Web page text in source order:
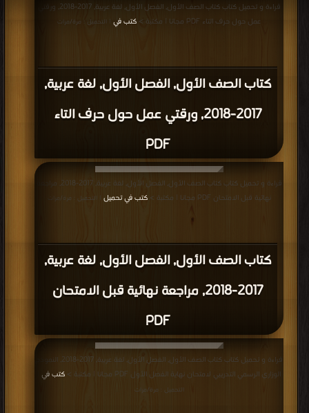
كتاب الصف الأول, الفصل الأول, لغة عربية,
2017-2018, ورقتي عمل حول حرف التاء
PDF
قراءة و تحميل كتاب كتاب الصف الأول, الفصل الأول, لغة عربية, 2017-2018, ورقتي
عمل حول حرف التاء PDF مجانا | مكتبة >
كتب في | التحميل : مرة/مرات
كتاب الصف الأول, الفصل الأول, لغة عربية,
2017-2018, مراجعة نهائية قبل الامتحان
PDF
قراءة و تحميل كتاب كتاب الصف الأول, الفصل الأول, لغة عربية, 2017-2018, مراجعة
نهائية قبل الامتحان PDF مجانا | مكتبة >
كتب في تحميل | التحميل : مرة/مرات
قراءة و تحميل كتاب كتاب الصف الأول, الفصل الأول, لغة عربية, 2017-2018, النموذج
الوزاري الرسمي التدريبي لامتحان نهاية الفصل الأول PDF مجانا | مكتبة >
كتب في
التحميل : مرة/مرات